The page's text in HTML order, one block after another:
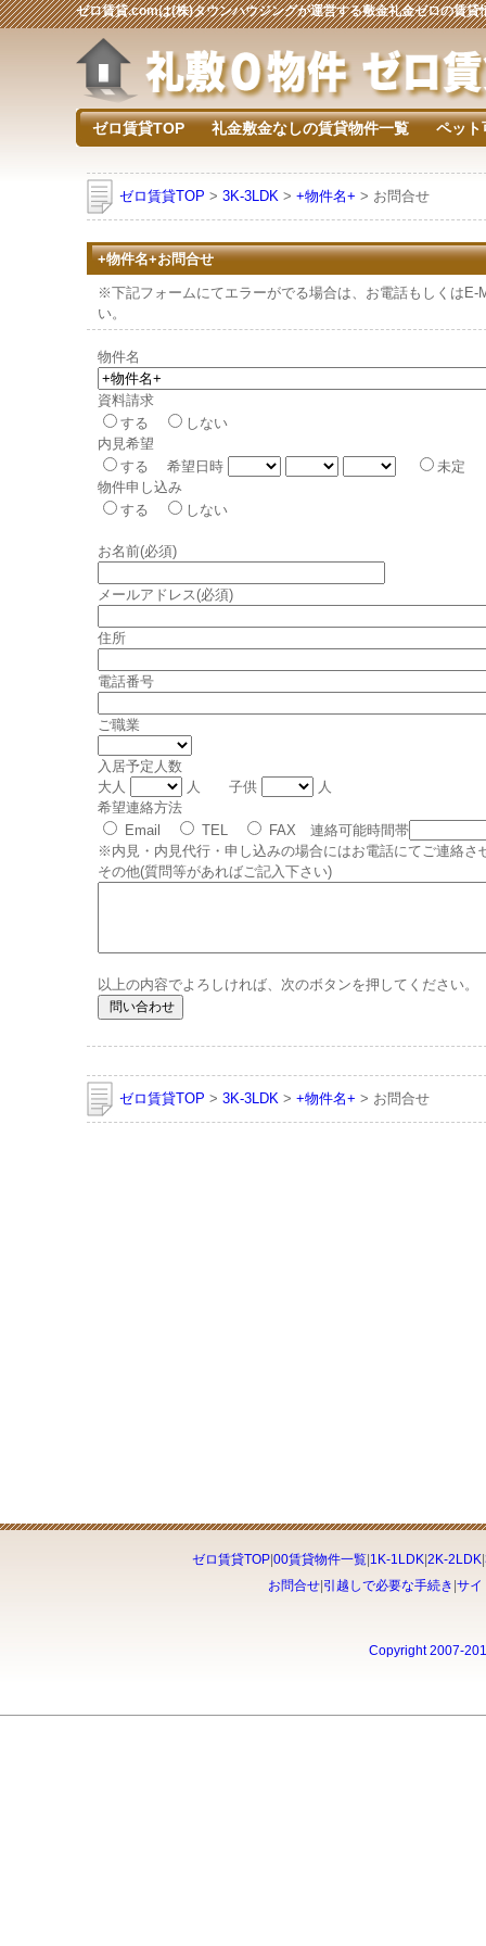
ゼロ賃貸.comは(株)タウンハウジングが運営する敷金礼金ゼロの賃貸
ゼロ賃貸TOP 礼金敷金なしの賃貸物件一覧 ペット
ゼロ賃貸TOP > 3K-3LDK > +物件名+ > お問合せ
+物件名+お問合せ
※下記フォームにてエラーがでる場合は、お電話もしくはE-
い。
物件名
資料請求
する
しない
内見希望
する 希望日時
未定
物件申し込み
する
しない
お名前(必須)
メールアドレス(必須)
住所
電話番号
ご職業
入居予定人数
大人
人 子供
人
希望連絡方法
Email
TEL
FAX 連絡可能時間帯
※内見・内見代行・申し込みの場合にはお電話にてご連絡さ
その他(質問等があればご記入下さい)
以上の内容でよろしければ、次のボタンを押してください。
ゼロ賃貸TOP > 3K-3LDK > +物件名+ > お問合せ
ゼロ賃貸TOP| 00賃貸物件一覧| 1K-1LDK| 2K-2LDK|
お問合せ 引越しで必要な手続き サイ
Copyright 2007-